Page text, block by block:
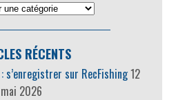
RÉCENTS
s’enregistrer sur RecFishing12
mai 2026